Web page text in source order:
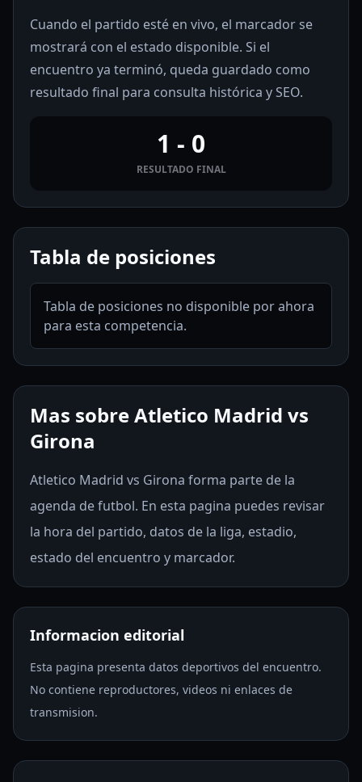
Cuando el partido esté en vivo, el marcador se
mostrará con el estado disponible. Si el
encuentro ya terminó, queda guardado como
resultado final para consulta histórica y SEO.
1 - 0
RESULTADO FINAL
Tabla de posiciones
Tabla de posiciones no disponible por ahora
para esta competencia.
Mas sobre Atletico Madrid vs
Girona
Atletico Madrid vs Girona forma parte de la
agenda de futbol. En esta pagina puedes revisar
la hora del partido, datos de la liga, estadio,
estado del encuentro y marcador.
Informacion editorial
Esta pagina presenta datos deportivos del encuentro.
No contiene reproductores, videos ni enlaces de
transmision.